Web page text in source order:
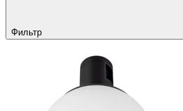
Фильтр